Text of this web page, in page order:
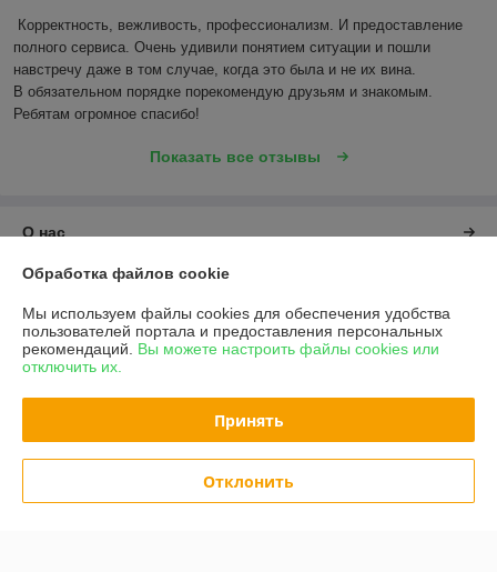
Корректность, вежливость, профессионализм. И предоставление
полного сервиса. Очень удивили понятием ситуации и пошли
навстречу даже в том случае, когда это была и не их вина.
В обязательном порядке порекомендую друзьям и знакомым.
Ребятам огромное спасибо!
Показать все отзывы
О нас
Контакты
Доставка и оплата
Полная версия сайта
Политика обработки cookies
Обработка файлов cookie
Мы используем файлы cookies для обеспечения удобства
пользователей портала и предоставления персональных
рекомендаций. Вы можете настроить файлы cookies или
отключить их.
Принять
Отклонить